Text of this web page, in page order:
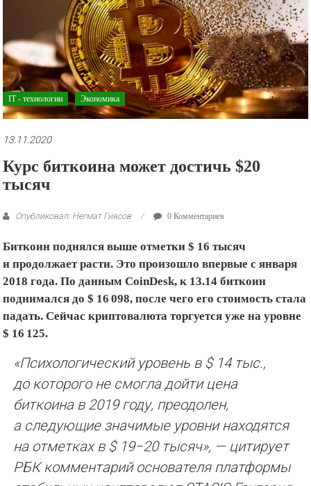
и
презентации.
IT - технологии Экономика
13.11.2020
Курс биткоина может достичь $20
тысяч
Опубликовал: Негмат Гиясов 0 Комментариев
Биткоин поднялся выше отметки $ 16 тысяч
и продолжает расти. Это произошло впервые с января
2018 года. По данным CoinDesk, к 13.14 биткоин
поднимался до $ 16 098, после чего его стоимость стала
падать. Сейчас криптовалюта торгуется уже на уровне
$ 16 125.
«Психологический уровень в $ 14 тыс.,
до которого не смогла дойти цена
биткоина в 2019 году, преодолен,
а следующие значимые уровни находятся
на отметках в $ 19−20 тысяч», — цитирует
РБК комментарий основателя платформы